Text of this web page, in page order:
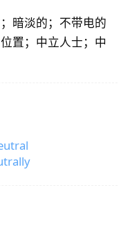
暗淡的；不带电的
置；中立人士；中